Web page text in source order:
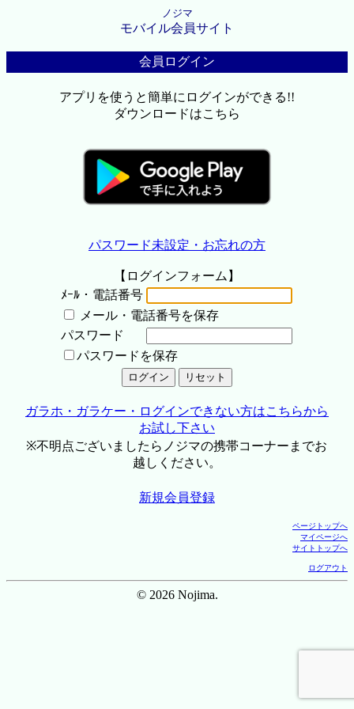
ノジマ
モバイル会員サイト
会員ログイン
アプリを使うと簡単にログインができる!!
ダウンロードはこちら
パスワード未設定・お忘れの方
【ログインフォーム】
ﾒｰﾙ・電話番号
メール・電話番号を保存
パスワード
パスワードを保存
ガラホ・ガラケー・ログインできない方はこちらから
お試し下さい
※不明点ございましたらノジマの携帯コーナーまでお
越しください。
新規会員登録
ページトップへ
マイページへ
サイトトップへ
ログアウト
© 2026 Nojima.